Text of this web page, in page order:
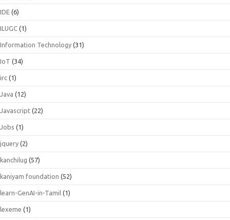
IDE (6)
ILUGC (1)
Information Technology (31)
IoT (34)
irc (1)
Java (12)
Javascript (22)
Jobs (1)
jquery (2)
kanchilug (57)
kaniyam foundation (52)
learn-GenAI-in-Tamil (1)
lexeme (1)